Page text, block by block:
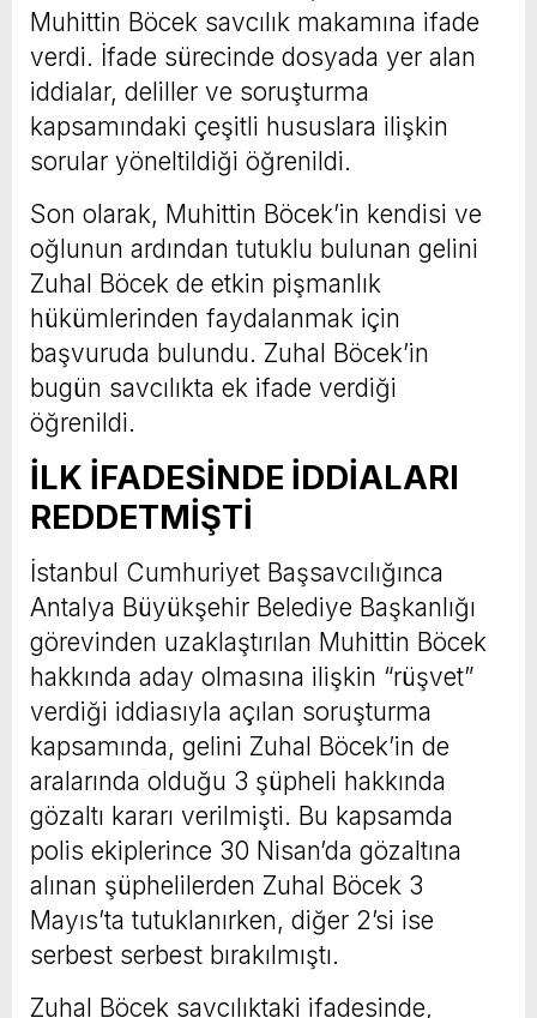
Muhittin Böcek savcılık makamına ifade
verdi. İfade sürecinde dosyada yer alan
iddialar, deliller ve soruşturma
kapsamındaki çeşitli hususlara ilişkin
sorular yöneltildiği öğrenildi.
Son olarak, Muhittin Böcek’in kendisi ve
oğlunun ardından tutuklu bulunan gelini
Zuhal Böcek de etkin pişmanlık
hükümlerinden faydalanmak için
başvuruda bulundu. Zuhal Böcek’in
bugün savcılıkta ek ifade verdiği
öğrenildi.
İLK İFADESİNDE İDDİALARI
REDDETMİŞTİ
İstanbul Cumhuriyet Başsavcılığınca
Antalya Büyükşehir Belediye Başkanlığı
görevinden uzaklaştırılan Muhittin Böcek
hakkında aday olmasına ilişkin “rüşvet”
verdiği iddiasıyla açılan soruşturma
kapsamında, gelini Zuhal Böcek’in de
aralarında olduğu 3 şüpheli hakkında
gözaltı kararı verilmişti. Bu kapsamda
polis ekiplerince 30 Nisan’da gözaltına
alınan şüphelilerden Zuhal Böcek 3
Mayıs’ta tutuklanırken, diğer 2’si ise
serbest serbest bırakılmıştı.
Zuhal Böcek savcılıktaki ifadesinde,